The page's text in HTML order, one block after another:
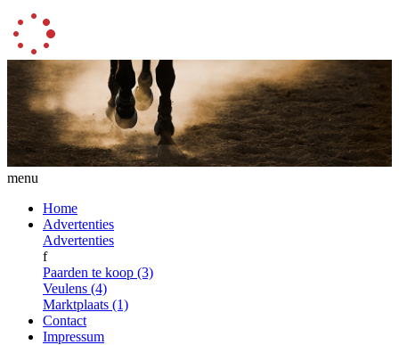
menu
Home
Advertenties
Advertenties
f
Paarden te koop (3)
Veulens (4)
Marktplaats (1)
Contact
Impressum